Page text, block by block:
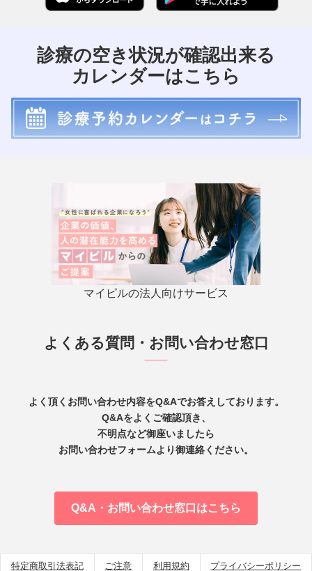
診療の空き状況が確認出来る
カレンダーはこちら
マイピルの法人向けサービス
よくある質問・お問い合わせ窓口
よく頂くお問い合わせ内容をQ&Aでお答えしております。
Q&Aをよくご確認頂き、
不明点など御座いましたら
お問い合わせフォームより御連絡ください。
Q&A・お問い合わせ窓口はこちら
特定商取引法表記 ご注意 利用規約 プライバシーポリシー